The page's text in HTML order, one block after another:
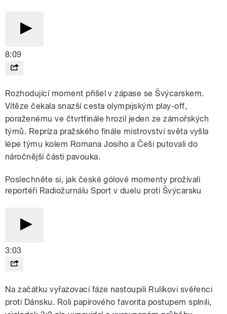
8:09
Rozhodující moment přišel v zápase se Švýcarskem.
Vítěze čekala snazší cesta olympijským play-off,
poraženému ve čtvrtfinále hrozil jeden ze zámořských
týmů. Repríza pražského finále mistrovství světa vyšla
lépe týmu kolem Romana Josiho a Češi putovali do
náročnější části pavouka.
Poslechněte si, jak české gólové momenty prožívali
reportéři Radiožurnálu Sport v duelu proti Švýcarsku
3:03
Na začátku vyřazovací fáze nastoupili Rulíkovi svěřenci
proti Dánsku. Roli papírového favorita postupem splnili,